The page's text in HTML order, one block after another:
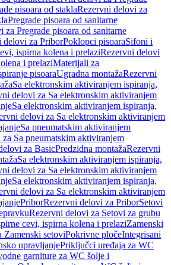
pisoara od staklaRezervni delovi za
Pregrade pisoara od sanitarne
za Pregrade pisoara od sanitarne
delovi za PriborPoklopci pisoaraSifoni i
ispirna kolena i prelaziRezervni delovi
i prelaziMaterijali za
pisoaraUgradna montažaRezervni
Sa elektronskim aktiviranjem ispiranja,
delovi za Sa elektronskim aktiviranjem
Sa elektronskim aktiviranjem ispiranja,
delovi za Sa elektronskim aktiviranjem
Sa pneumatskim aktiviranjem
Sa pneumatskim aktiviranjem
za BasicPredzidna montažaRezervni
Sa elektronskim aktiviranjem ispiranja,
delovi za Sa elektronskim aktiviranjem
Sa elektronskim aktiviranjem ispiranja,
delovi za Sa elektronskim aktiviranjem
PriborRezervni delovi za PriborSetovi
Rezervni delovi za Setovi za grubu
cevi, ispirna kolena i prelaziZamenski
Zamenski setoviPokrivne pločeIntegrisani
upravljanjePriključci uređaja za WC
garniture za WC šolje i